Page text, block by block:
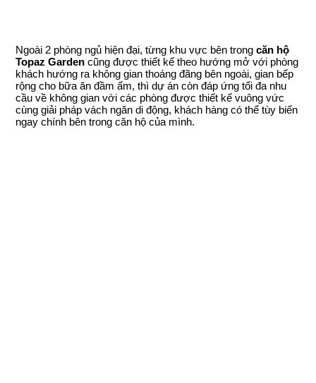
Ngoài 2 phòng ngủ hiện đại, từng khu vực bên trong căn hộ
Topaz Garden cũng được thiết kế theo hướng mở với phòng
khách hướng ra không gian thoáng đãng bên ngoài, gian bếp
rộng cho bữa ăn đầm ấm, thì dự án còn đáp ứng tối đa nhu
cầu về không gian với các phòng được thiết kế vuông vức
cùng giải pháp vách ngăn di động, khách hàng có thể tùy biến
ngay chính bên trong căn hộ của mình.